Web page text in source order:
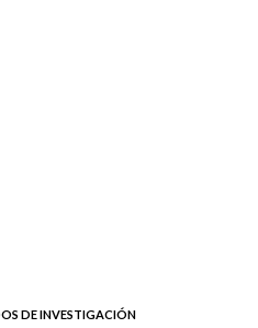
DE INVESTIGACIÓN